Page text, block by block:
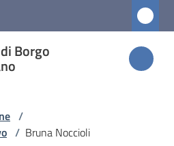
Borgo
/
/ Bruna Noccioli